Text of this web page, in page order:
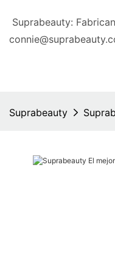
Suprabeauty:
Suprabeauty